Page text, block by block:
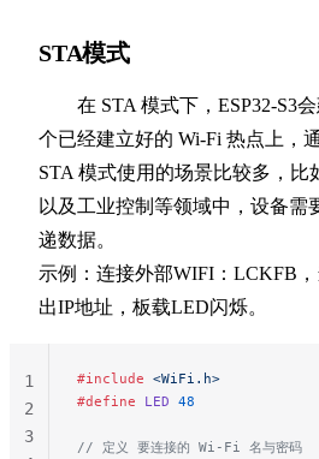
STA模式
在 STA 模式下，ESP32-S3会
个已经建立好的 Wi-Fi 热点上，
STA 模式使用的场景比较多，
以及工业控制等领域中，设备需
递数据。
示例：连接外部WIFI：LCKFB
出IP地址，板载LED闪烁。
#include <WiFi.h>
#define LED 48
// 定义 要连接的 Wi-Fi 名与密码
1
2
3